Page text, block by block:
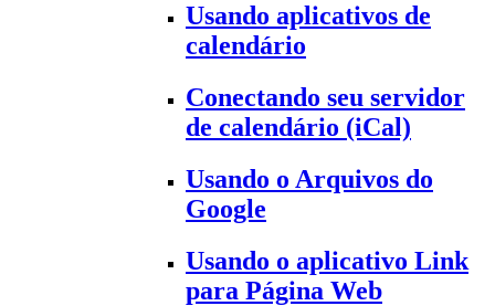
Usando aplicativos de
calendário
Conectando seu servidor
de calendário (iCal)
Usando o Arquivos do
Google
Usando o aplicativo Link
para Página Web